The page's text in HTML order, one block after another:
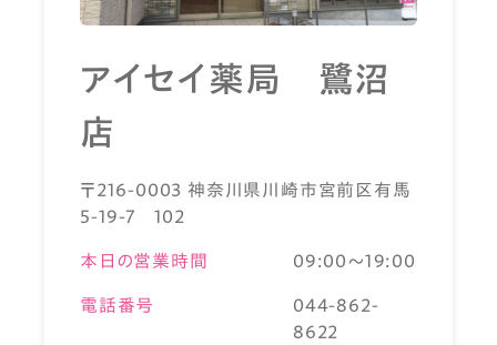
アイセイ薬局 鷺沼
店
〒216-0003 神奈川県川崎市宮前区有馬
5-19-7 102
本日の営業時間 09:00～19:00
電話番号
044-862-
8622